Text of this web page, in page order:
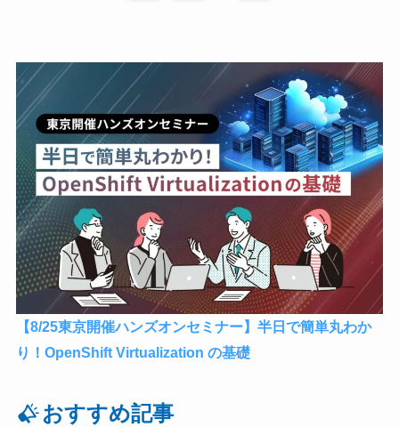
【8/25東京開催ハンズオンセミナー】半日で簡単丸わか
り！OpenShift Virtualization の基礎
おすすめ記事